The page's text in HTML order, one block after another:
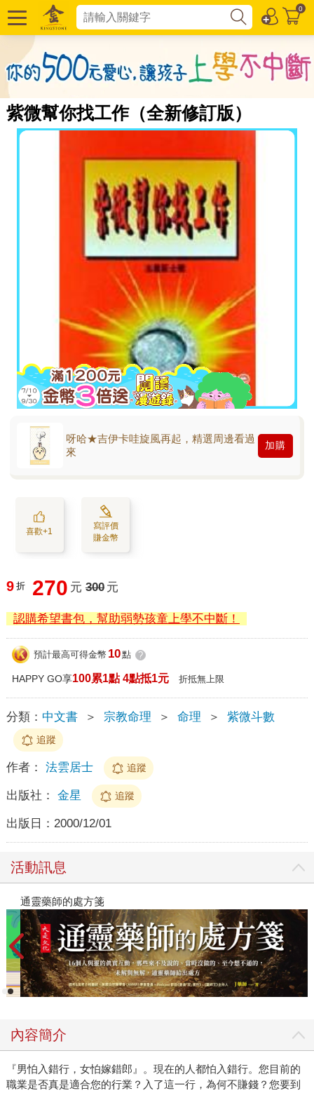
0
紫微幫你找工作（全新修訂版）
呀哈★吉伊卡哇旋風再起，精選周邊看過
來
加購
喜歡+1
寫評價
賺金幣
9 折 270 元 300 元
認購希望書包，幫助弱勢孩童上學不中斷！
預計最高可得金幣 10點 ?
HAPPY GO享100累1點 4點抵1元 折抵無上限
分類： 中文書 ＞ 宗教命理 ＞ 命理 ＞ 紫微斗數
追蹤
作者： 法雲居士 追蹤
出版社： 金星 追蹤
出版日： 2000/12/01
活動訊息
2026上半年暢銷榜
內容簡介
『男怕入錯行，女怕嫁錯郎』。現在的人都怕入錯行。您目前的
職業是否真是適合您的行業？入了這一行，為何不賺錢？您要到